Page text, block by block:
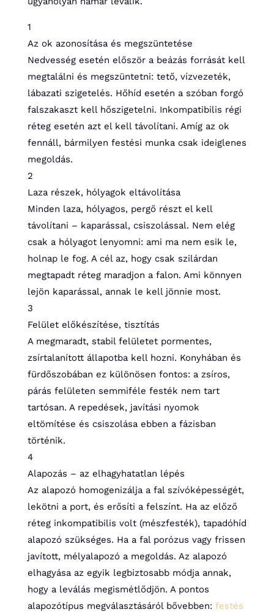
1
Az ok azonosítása és megszüntetése
Nedvesség esetén először a beázás forrását kell
megtalálni és megszüntetni: tető, vízvezeték,
lábazati szigetelés. Hőhíd esetén a szóban forgó
falszakaszt kell hőszigetelni. Inkompatibilis régi
réteg esetén azt el kell távolítani. Amíg az ok
fennáll, bármilyen festési munka csak ideiglenes
megoldás.
2
Laza részek, hólyagok eltávolítása
Minden laza, hólyagos, pergő részt el kell
távolítani – kaparással, csiszolással. Nem elég
csak a hólyagot lenyomni: ami ma nem esik le,
holnap le fog. A cél az, hogy csak szilárdan
megtapadt réteg maradjon a falon. Ami könnyen
lejön kaparással, annak le kell jönnie most.
3
Felület előkészítése, tisztítás
A megmaradt, stabil felületet pormentes,
zsírtalanított állapotba kell hozni. Konyhában és
fürdőszobában ez különösen fontos: a zsíros,
párás felületen semmiféle festék nem tart
tartósan. A repedések, javítási nyomok
eltömítése és csiszolása ebben a fázisban
történik.
4
Alapozás – az elhagyhatatlan lépés
Az alapozó homogenizálja a fal szívóképességét,
lekötni a port, és erősíti a felszínt. Ha az előző
réteg inkompatibilis volt (mészfesték), tapadóhíd
alapozó szükséges. Ha a fal porózus vagy frissen
javított, mélyalapozó a megoldás. Az alapozó
elhagyása az egyik legbiztosabb módja annak,
hogy a leválás megismétlődjön. A pontos
alapozótípus megválasztásáról bővebben: festés